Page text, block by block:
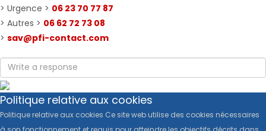
> Urgence > 06 23 70 77 87
> Autres > 06 62 72 73 08
> sav@pfi-contact.com
Politique relative aux cookies
Politique relative aux cookies Ce site web utilise des cookies nécessaires